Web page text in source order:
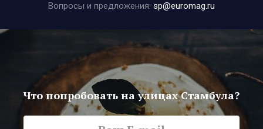
Вопросы и предложения: sp@euromag.ru
Что попробовать на улицах Стамбула?